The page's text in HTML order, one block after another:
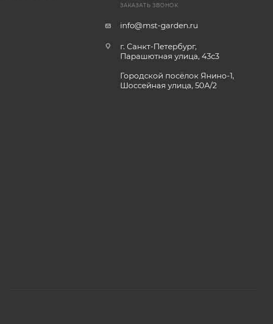
ЗАКАЗАТЬ ЗВОНОК
info@mst-garden.ru
г. Санкт-Петербург,
Парашютная улица, 43с3
Городской посёлок Янино-1,
Шоссейная улица, 50А/2